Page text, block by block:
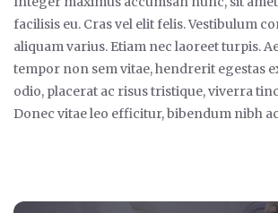
facilisis eu. Cras vel elit felis. Vestibulum
aliquam varius. Etiam nec laoreet turpis.
tempor non sem vitae, hendrerit egestas
odio, placerat ac risus tristique, viverra
Donec vitae leo efficitur, bibendum nibh